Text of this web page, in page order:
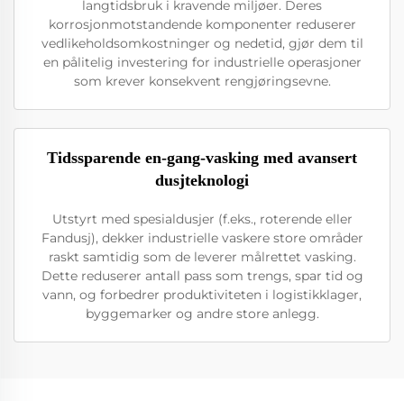
langtidsbruk i kravende miljøer. Deres
korrosjonmotstandende komponenter reduserer
vedlikeholdsomkostninger og nedetid, gjør dem til
en pålitelig investering for industrielle operasjoner
som krever konsekvent rengjøringsevne.
Tidssparende en-gang-vasking med avansert
dusjteknologi
Utstyrt med spesialdusjer (f.eks., roterende eller
Fandusj), dekker industrielle vaskere store områder
raskt samtidig som de leverer målrettet vasking.
Dette reduserer antall pass som trengs, spar tid og
vann, og forbedrer produktiviteten i logistikklager,
byggemarker og andre store anlegg.